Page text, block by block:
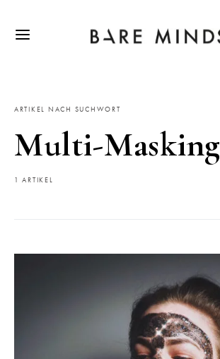
ARTIKEL NACH SUCHWORT
Multi-Masking
1 ARTIKEL